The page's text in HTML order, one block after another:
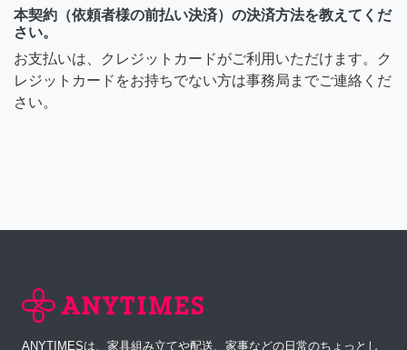
本契約（依頼者様の前払い決済）の決済方法を教えてくだ
さい。
お支払いは、クレジットカードがご利用いただけます。ク
レジットカードをお持ちでない方は事務局までご連絡くだ
さい。
ANYTIMESは、家具組み立てや配送、家事などの日常のちょっとし